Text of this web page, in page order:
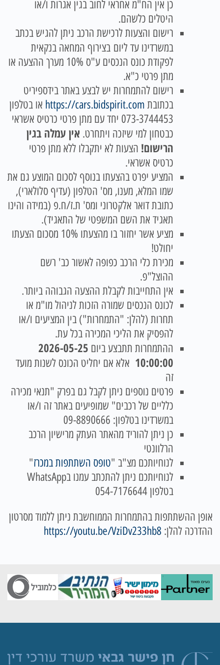
כן אין הח"מ אחראי לחוב בגין אגרות ו/או
היטלים כלשהם.
רישום והצעות לרכישת הרכב ניתן להגיש בכתב
במשרדינו עד ליום בצירוף המחאה בנקאית
לפקודת כונס הנכסים ע"ס 10% מערך ההצעה או
מתן פרטי כ"א.
רישום להתמחרות יש לבצע באתר בידספיריט
בכתובת https://cars.bidspirit.com או בטלפון
073-3744453 יחד עם מתן פרטי כרטיס אשראי
כבטחון למי שיזכה ויתחרט. אין עמלה בגין
הרישום! הצעות לא יתקבלו ללא מתן פרטי
כרטיס אשראי.
המציע יפרט בהצעתו בנוסף לסכום המוצע גם את
שמו המלא, מענו, מס' הטלפון (עדיף סלולארי),
כתובת דואר אלקטרוני ומס' ת.ז/ח.פ (במידה והינו
תאגיד את השם המשפטי של התאגיד).
מציע אשר יחזור בו מהצעתו 10% מסכום הצעתו
יחולט!
מכירת כלי הרכב כפופה לאשור כב' רשם
ההוצל"פ.
אין התחייבות לקבלת ההצעה הגבוהה ביותר.
לכונס הנכסים שמורה הזכות לניהול מו"מ או
תחרות (להלן: "התמחרות") בין המציעים ו/או
להפסיק את הליכי המכירה בכל עת.
ההתמחרות תתבצע ביום 2026-05-25
10:00:00 אלא אם יחליט הכונס לשנות מועד
זה
פרטים נוספים ניתן לקבל גם בפרק "תנאי מכירה
כלליים של רכבים" שמופיעים באתר זה ו/או
במשרדינו בטלפון: 09-8890666
כן ניתן להוריד מהאתר העתק מרישיון הרכב
הרלוונטי
לנוחיותכם מצ"ב "טופס השתתפות במכרז"
לנוחיותכם ניתן להתכתב עמנו בWhatsApp
בטלפון 054-7176644
אופן ההשתתפות בהתמחרות הממוחשבת ניתן ללמוד מסרטון
ההדרכה להלן: https://youtu.be/VziDv233hb8